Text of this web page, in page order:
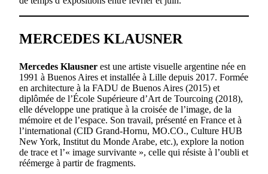
MERCEDES KLAUSNER
Mercedes Klausner est une artiste visuelle argentine née en
1991 à Buenos Aires et installée à Lille depuis 2017. Formée
en architecture à la FADU de Buenos Aires (2015) et
diplômée de l’École Supérieure d’Art de Tourcoing (2018),
elle développe une pratique à la croisée de l’image, de la
mémoire et de l’espace. Son travail, présenté en France et à
l’international (CID Grand-Hornu, MO.CO., Culture HUB
New York, Institut du Monde Arabe, etc.), explore la notion
de trace et l’« image survivante », celle qui résiste à l’oubli et
réémerge à partir de fragments.